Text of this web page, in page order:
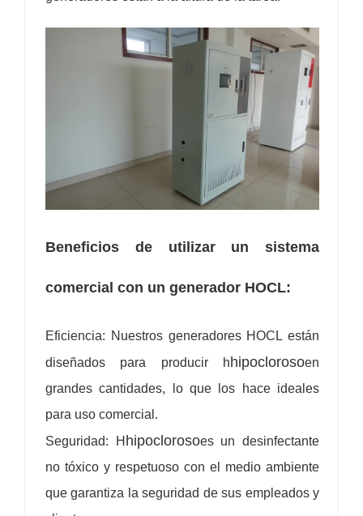
Beneficios de utilizar un sistema
comercial con un generador HOCL:
Eficiencia: Nuestros generadores HOCL están
diseñados para producir hhipoclorosoen
grandes cantidades, lo que los hace ideales
para uso comercial.
Seguridad: H hipoclorosoes un desinfectante
no tóxico y respetuoso con el medio ambiente
que garantiza la seguridad de sus empleados y